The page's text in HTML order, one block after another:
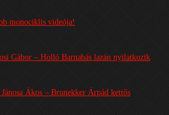
monociklis videója!
Gábor – Holló Barnabás lazán nyilatkozik
Ákos – Brunekker Árpád kettős